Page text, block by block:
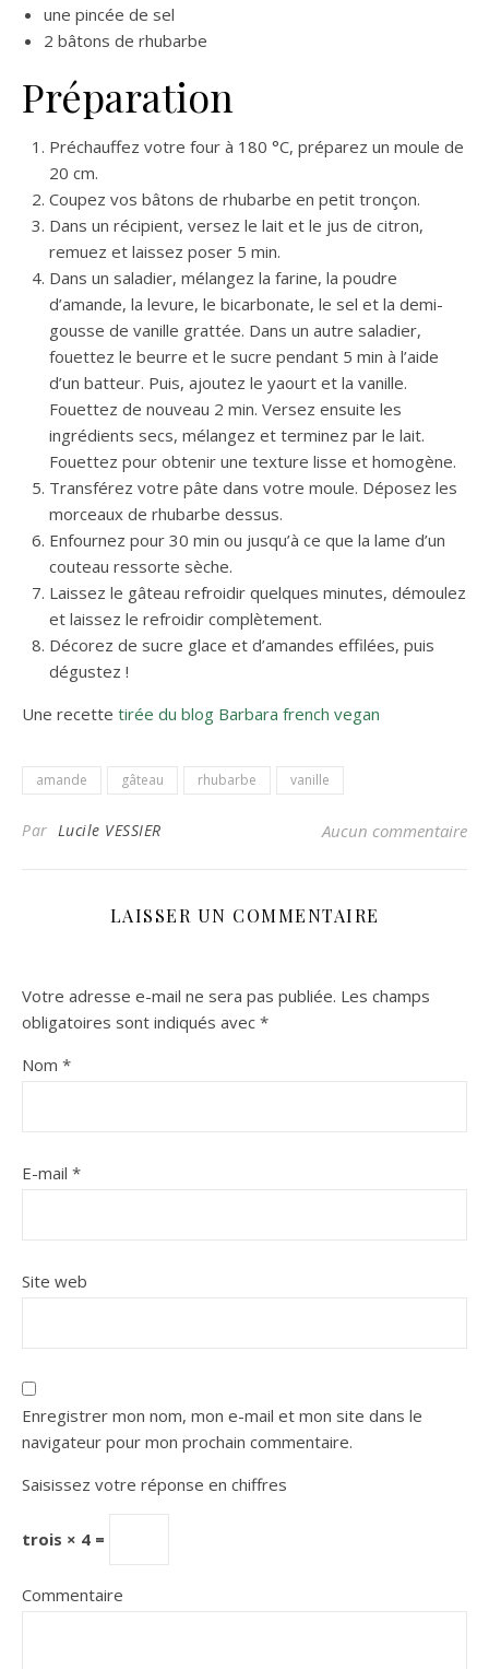
une pincée de sel
2 bâtons de rhubarbe
Préparation
Préchauffez votre four à 180 °C, préparez un moule de
20 cm.
Coupez vos bâtons de rhubarbe en petit tronçon.
Dans un récipient, versez le lait et le jus de citron,
remuez et laissez poser 5 min.
Dans un saladier, mélangez la farine, la poudre
d’amande, la levure, le bicarbonate, le sel et la demi-
gousse de vanille grattée. Dans un autre saladier,
fouettez le beurre et le sucre pendant 5 min à l’aide
d’un batteur. Puis, ajoutez le yaourt et la vanille.
Fouettez de nouveau 2 min. Versez ensuite les
ingrédients secs, mélangez et terminez par le lait.
Fouettez pour obtenir une texture lisse et homogène.
Transférez votre pâte dans votre moule. Déposez les
morceaux de rhubarbe dessus.
Enfournez pour 30 min ou jusqu’à ce que la lame d’un
couteau ressorte sèche.
Laissez le gâteau refroidir quelques minutes, démoulez
et laissez le refroidir complètement.
Décorez de sucre glace et d’amandes effilées, puis
dégustez !
Une recette tirée du blog Barbara french vegan
amande gâteau rhubarbe vanille
Par Lucile VESSIER Aucun commentaire
LAISSER UN COMMENTAIRE
Votre adresse e-mail ne sera pas publiée. Les champs
obligatoires sont indiqués avec *
Nom *
E-mail *
Site web
Enregistrer mon nom, mon e-mail et mon site dans le
navigateur pour mon prochain commentaire.
Saisissez votre réponse en chiffres
trois × 4 =
Commentaire